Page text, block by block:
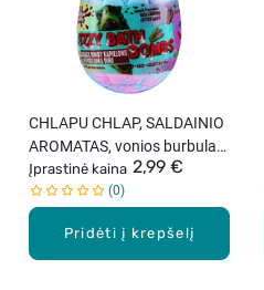
Pridėti į krepšelį
CHLAPU CHLAP, SALDAINIO
AROMATAS, vonios burbulas
su staigmena viduje, 1 vnt.
Įprastinė kaina 2,99 €
0